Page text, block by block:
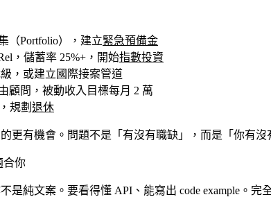
（Portfolio），建立緊急預備金
，儲蓄率 25%+，開始指數投資
級，或建立國際接案管道
顧問，被動收入目標每月 2 萬
規劃 退休
更有機會。問題不是「有沒有職缺」，而是「你有沒
合你
是純文案。要看得懂 API、能寫出 code example。完